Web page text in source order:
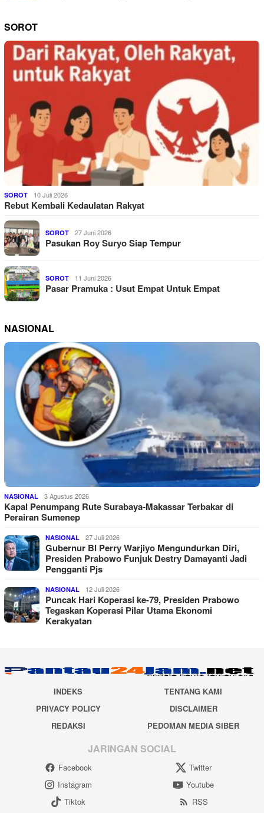
SOROT
SOROT 10 Juli 2026
Rebut Kembali Kedaulatan Rakyat
SOROT 27 Juni 2026
Pasukan Roy Suryo Siap Tempur
SOROT 11 Juni 2026
Pasar Pramuka : Usut Empat Untuk Empat
NASIONAL
NASIONAL 3 Agustus 2026
Kapal Penumpang Rute Surabaya-Makassar Terbakar di
Perairan Sumenep
NASIONAL 27 Juli 2026
Gubernur BI Perry Warjiyo Mengundurkan Diri,
Presiden Prabowo Funjuk Destry Damayanti Jadi
Pengganti Pjs
NASIONAL 12 Juli 2026
Puncak Hari Koperasi ke-79, Presiden Prabowo
Tegaskan Koperasi Pilar Utama Ekonomi
Kerakyatan
INDEKS
TENTANG KAMI
PRIVACY POLICY
DISCLAIMER
REDAKSI
PEDOMAN MEDIA SIBER
JARINGAN SOCIAL
Facebook
Twitter
Instagram
Youtube
Tiktok
RSS